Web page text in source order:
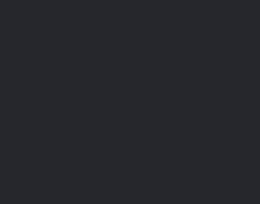
laterali. L’ingresso è inscritto in un arco e
lunetta con un bassorilievo. La parte
dal campanile a vela con tre
un
di San Pio X, una Via
e pannelli sulla vita di Cristo e di
De Natale.